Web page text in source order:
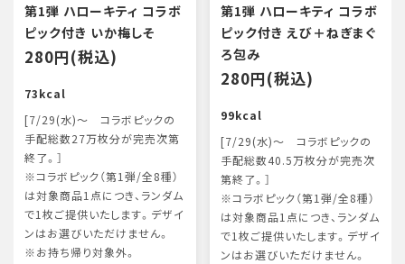
第1弾 ハローキティ コラボ
ピック付き いか梅しそ
280円(税込)
73kcal
[7/29(水)～ コラボピックの
手配総数27万枚分が完売次第
終了。］
※コラボピック（第1弾/全8種）
は対象商品1点につき、ランダム
で1枚ご提供いたします。デザイ
ンはお選びいただけません。
※お持ち帰り対象外。
第1弾 ハローキティ コラボ
ピック付き えび＋ねぎまぐ
ろ包み
280円(税込)
99kcal
[7/29(水)～ コラボピックの
手配総数40.5万枚分が完売次
第終了。］
※コラボピック（第1弾/全8種）
は対象商品1点につき、ランダム
で1枚ご提供いたします。デザイ
ンはお選びいただけません。